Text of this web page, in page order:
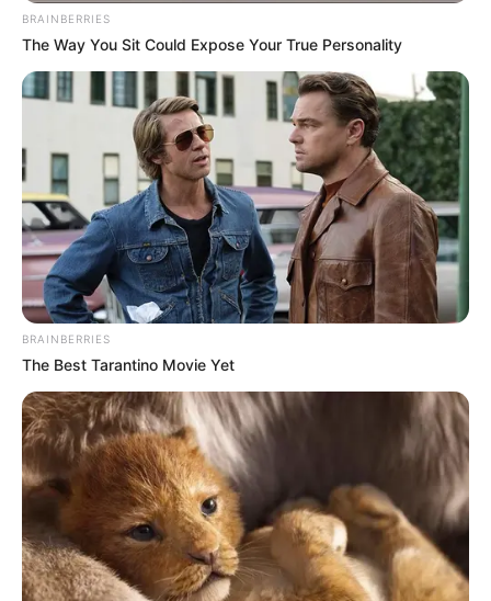
Meet The 6 Legendary Child Actors Who Became
Real Life Criminals
Some Moments Got Out Of Control Quickly
BRAINBERRIES
เว็บไซต์นี้ใช้คุกกี้
เพื่อการนำเสนอเนื้อหาที่ดี รวมถึงการจัดการข้อมูลส่วนบุคคล เพื่อให้คุณได้รับ
ประสบการณ์ที่ดีบนบริการของเว็บไซต์เรา หากคุณใช้บริการเว็บไซต์นี้ต่อไปโดย
ไม่มีการปรับตั้งค่าใดๆนั้น แสดงว่าคุณยอมรับนโยบายคุกกี้และนโยบายส่วน
บุคคลของเรา
ยอมรับ เรียนรู้เพิ่มเติม
BRAINBERRIES
The Way You Sit Could Expose Your True Personality
BRAINBERRIES
The Best Tarantino Movie Yet